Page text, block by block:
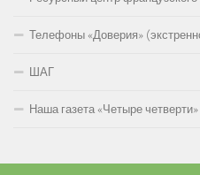
Телефоны «Доверия»
ШАГ
Наша газета «Четыре четверти»